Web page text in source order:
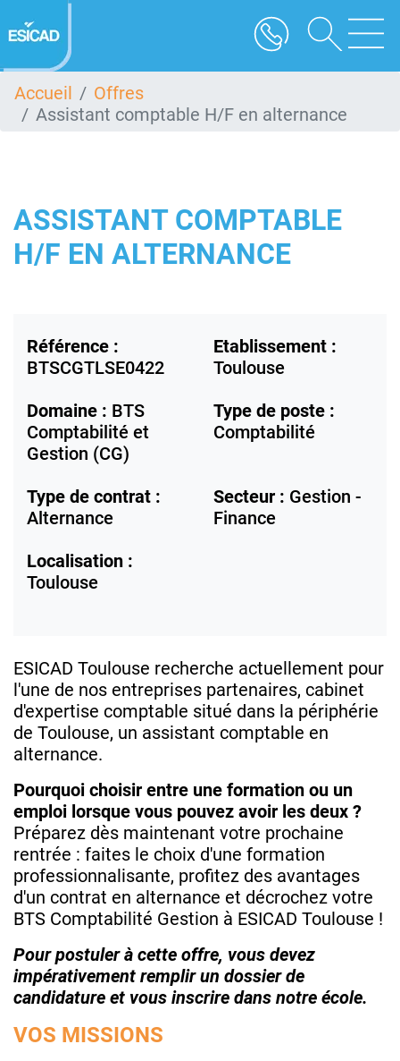
au
contenu
Accueil
Offres
Assistant comptable H/F en alternance
ASSISTANT COMPTABLE
H/F EN ALTERNANCE
Référence :
BTSCGTLSE0422
Etablissement :
Toulouse
Domaine : BTS
Comptabilité et
Gestion (CG)
Type de poste :
Comptabilité
Type de contrat :
Alternance
Secteur : Gestion -
Finance
Localisation :
Toulouse
ESICAD Toulouse recherche actuellement pour
l'une de nos entreprises partenaires, cabinet
d'expertise comptable situé dans la périphérie
de Toulouse, un assistant comptable en
alternance.
Pourquoi choisir entre une formation ou un
emploi lorsque vous pouvez avoir les deux ?
Préparez dès maintenant votre prochaine
rentrée : faites le choix d'une formation
professionnalisante, profitez des avantages
d'un contrat en alternance et décrochez votre
BTS Comptabilité Gestion à ESICAD Toulouse !
Pour postuler à cette offre, vous devez
impérativement remplir un dossier de
candidature et vous inscrire dans notre école.
VOS MISSIONS